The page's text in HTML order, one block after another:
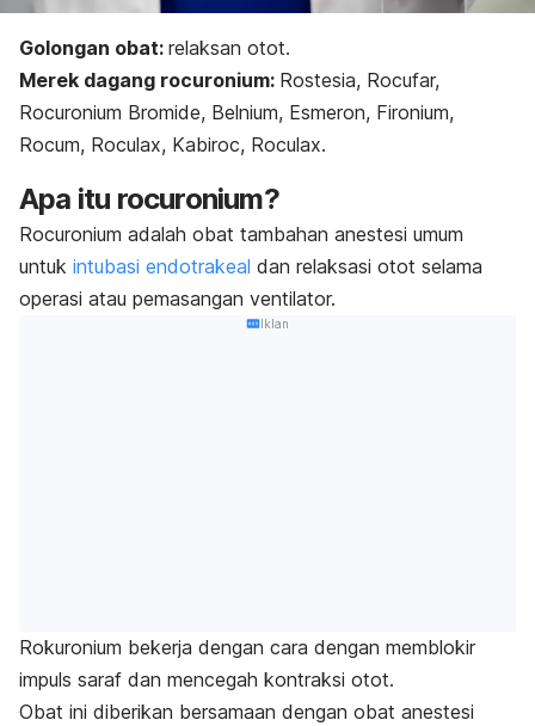
Golongan obat: relaksan otot.
Merek dagang rocuronium: Rostesia, Rocufar,
Rocuronium Bromide, Belnium, Esmeron, Fironium,
Rocum, Roculax, Kabiroc, Roculax.
Apa itu rocuronium?
Rocuronium adalah obat tambahan anestesi umum
untuk intubasi endotrakeal dan relaksasi otot selama
operasi atau pemasangan ventilator.
Iklan
Rokuronium bekerja dengan cara dengan memblokir
impuls saraf dan mencegah kontraksi otot.
Obat ini diberikan bersamaan dengan obat anestesi